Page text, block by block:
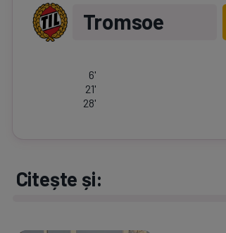
Tromsoe
6'
21'
28'
Citește și: